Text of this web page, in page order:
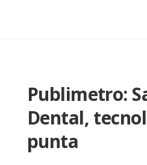
Publimetro:
Dental,
punta